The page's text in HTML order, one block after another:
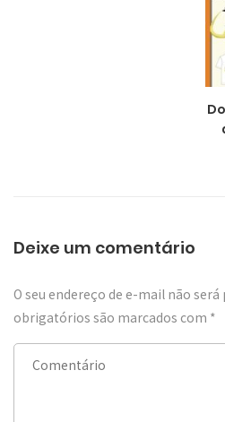
Deixe um comentário
O seu endereço de e-mail não será
obrigatórios são marcados com *